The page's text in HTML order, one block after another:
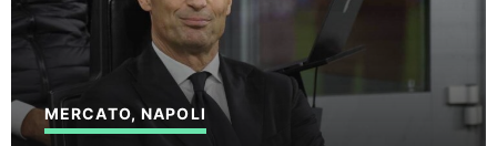
MERCATO, NAPOLI